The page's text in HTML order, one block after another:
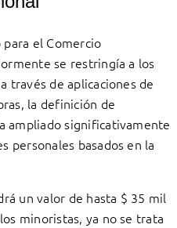
el Comercio
se restringía a los
través de aplicaciones de
la definición de
ampliado significativamente
personales basados en la
un valor de hasta $ 35 mil
minoristas, ya no se trata